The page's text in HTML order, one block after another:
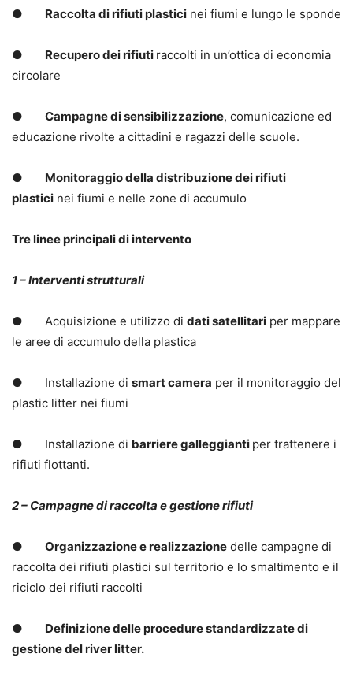
● Raccolta di rifiuti plastici nei fiumi e lungo le sponde
● Recupero dei rifiuti raccolti in un’ottica di economia
circolare
● Campagne di sensibilizzazione, comunicazione ed
educazione rivolte a cittadini e ragazzi delle scuole.
● Monitoraggio della distribuzione dei rifiuti
plastici nei fiumi e nelle zone di accumulo
Tre linee principali di intervento
1 – Interventi strutturali
● Acquisizione e utilizzo di dati satellitari per mappare
le aree di accumulo della plastica
● Installazione di smart camera per il monitoraggio del
plastic litter nei fiumi
● Installazione di barriere galleggianti per trattenere i
rifiuti flottanti.
2 – Campagne di raccolta e gestione rifiuti
● Organizzazione e realizzazione delle campagne di
raccolta dei rifiuti plastici sul territorio e lo smaltimento e il
riciclo dei rifiuti raccolti
● Definizione delle procedure standardizzate di
gestione del river litter.